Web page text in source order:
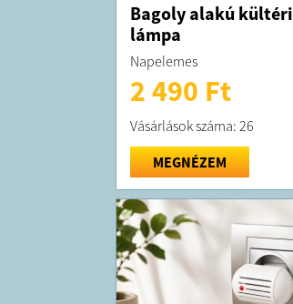
Bagoly alakú kültéri
lámpa
Napelemes
2 490 Ft
Vásárlások száma: 26
MEGNÉZEM